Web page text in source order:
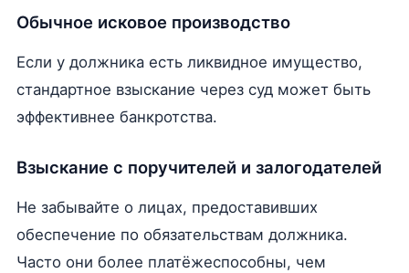
Обычное исковое производство
Если у должника есть ликвидное имущество,
стандартное взыскание через суд может быть
эффективнее банкротства.
Взыскание с поручителей и залогодателей
Не забывайте о лицах, предоставивших
обеспечение по обязательствам должника.
Часто они более платёжеспособны, чем